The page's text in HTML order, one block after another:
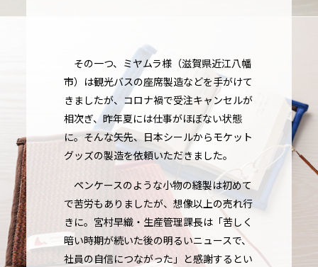
その一つ、ミヤムラ様（滋賀県近江八幡
市）は観光バスの座席製造などを手がけて
きましたが、コロナ禍で受注キャンセルが
相次ぎ、昨年夏には仕事がほぼない状態
に。そんな矢先、日本シールからモケット
グッズの製造を依頼いただきました。
ペンケースのような小物の縫製は初めて
で苦労もありましたが、想像以上の売れ行
きに。宮村早織・生産管理課長は「苦しく
暗い時期が続いた後の明るいニュースで、
社員の自信につながった」と感謝するとい